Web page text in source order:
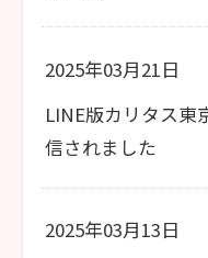
2025年03月21日
LINE版カリタス東
信されました
2025年03月13日